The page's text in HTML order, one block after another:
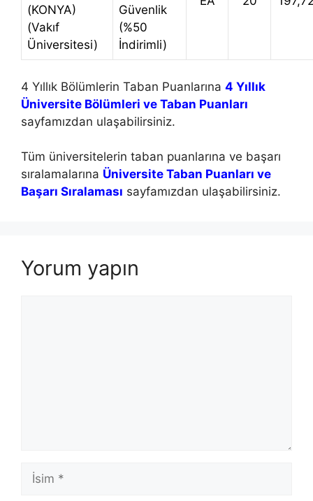
(KONYA)
(Vakıf
Üniversitesi)
Güvenlik
(%50
İndirimli)
4 Yıllık Bölümlerin Taban Puanlarına 4 Yıllık
Üniversite Bölümleri ve Taban Puanları
sayfamızdan ulaşabilirsiniz.
Tüm üniversitelerin taban puanlarına ve başarı
sıralamalarına Üniversite Taban Puanları ve
Başarı Sıralaması sayfamızdan ulaşabilirsiniz.
Yorum yapın
İsim